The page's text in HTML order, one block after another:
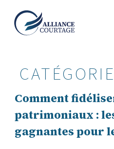
Comment
patrimoniaux :
gagnantes pour